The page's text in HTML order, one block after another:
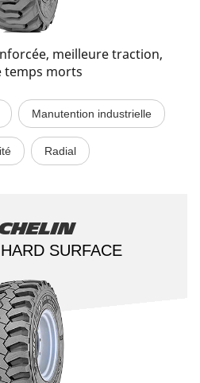
meilleure traction,
temps morts
Manutention industrielle
Radial
SURFACE​